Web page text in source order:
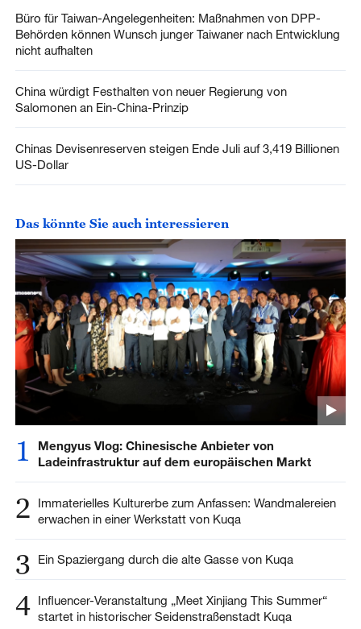
Büro für Taiwan-Angelegenheiten: Maßnahmen von DPP-
Behörden können Wunsch junger Taiwaner nach Entwicklung
nicht aufhalten
China würdigt Festhalten von neuer Regierung von
Salomonen an Ein-China-Prinzip
Chinas Devisenreserven steigen Ende Juli auf 3,419 Billionen
US-Dollar
Das könnte Sie auch interessieren
1
Mengyus Vlog: Chinesische Anbieter von
Ladeinfrastruktur auf dem europäischen Markt
2
Immaterielles Kulturerbe zum Anfassen: Wandmalereien
erwachen in einer Werkstatt von Kuqa
3 Ein Spaziergang durch die alte Gasse von Kuqa
4 Influencer-Veranstaltung „Meet Xinjiang This Summer“
startet in historischer Seidenstraßenstadt Kuqa